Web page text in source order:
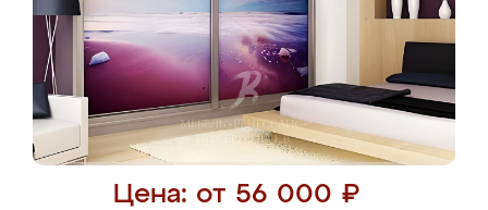
Цена: от 56 000 ₽